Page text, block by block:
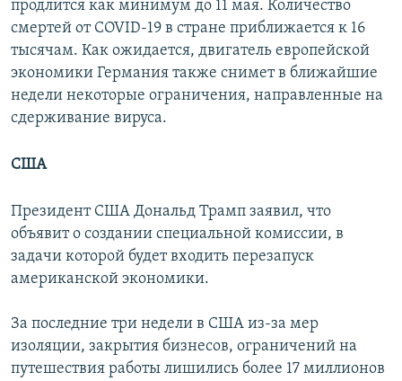
продлится как минимум до 11 мая. Количество
смертей от COVID-19 в стране приближается к 16
тысячам. Как ожидается, двигатель европейской
экономики Германия также снимет в ближайшие
недели некоторые ограничения, направленные на
сдерживание вируса.
США
Президент США Дональд Трамп заявил, что
объявит о создании специальной комиссии, в
задачи которой будет входить перезапуск
американской экономики.
За последние три недели в США из-за мер
изоляции, закрытия бизнесов, ограничений на
путешествия работы лишились более 17 миллионов